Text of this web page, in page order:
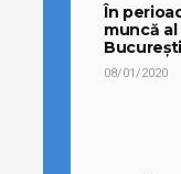
În
muncă
08/01/2020